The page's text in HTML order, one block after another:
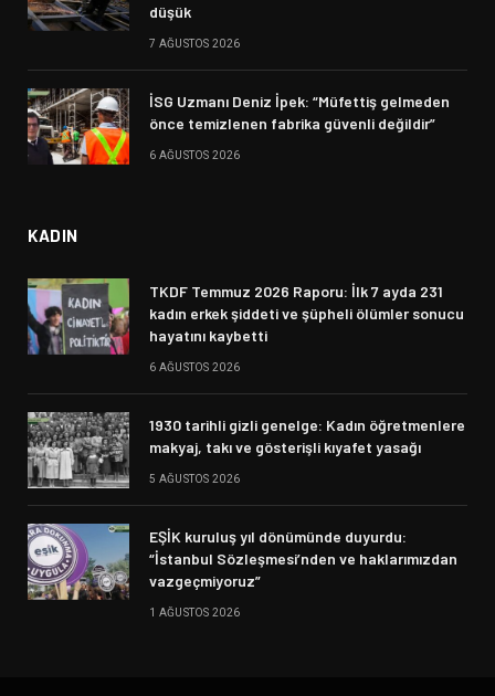
düşük
7 AĞUSTOS 2026
İSG Uzmanı Deniz İpek: “Müfettiş gelmeden
önce temizlenen fabrika güvenli değildir”
6 AĞUSTOS 2026
KADIN
TKDF Temmuz 2026 Raporu: İlk 7 ayda 231
kadın erkek şiddeti ve şüpheli ölümler sonucu
hayatını kaybetti
6 AĞUSTOS 2026
1930 tarihli gizli genelge: Kadın öğretmenlere
makyaj, takı ve gösterişli kıyafet yasağı
5 AĞUSTOS 2026
EŞİK kuruluş yıl dönümünde duyurdu:
“İstanbul Sözleşmesi’nden ve haklarımızdan
vazgeçmiyoruz”
1 AĞUSTOS 2026